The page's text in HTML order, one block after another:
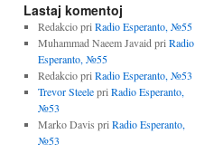
Lastaj komentoj
Redakciopri Radio Esperanto, №55
Muhammad Naeem Javaid pri Radio
Esperanto, №55
Redakciopri Radio Esperanto, №53
Trevor Steelepri Radio Esperanto,
№53
Marko Davis pri Radio Esperanto,
№53